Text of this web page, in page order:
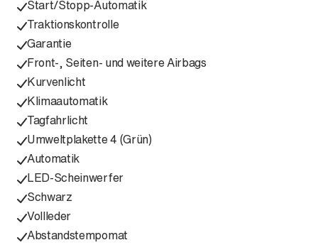
Start/Stopp-Automatik
Traktionskontrolle
Garantie
Front-, Seiten- und weitere Airbags
Kurvenlicht
Klimaautomatik
Tagfahrlicht
Umweltplakette 4 (Grün)
Automatik
LED-Scheinwerfer
Schwarz
Vollleder
Abstandstempomat